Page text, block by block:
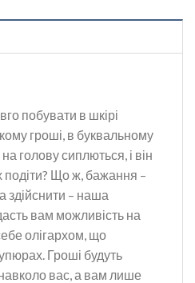
побувати в шкірі
гроші, в буквальному
голову сиплються, і він
подіти? Що ж, бажання –
здійснити – наша
вам можливість на
олігархом, що
Гроші будуть
вас, а вам лише